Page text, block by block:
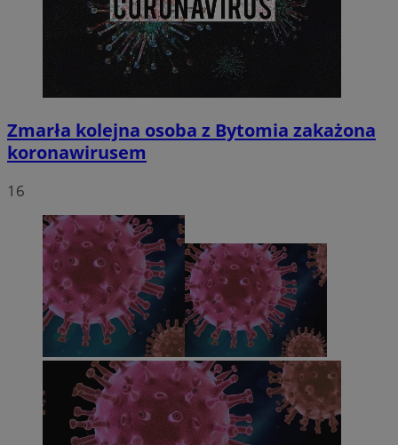
Zmarła kolejna osoba z Bytomia zakażona
koronawirusem
16